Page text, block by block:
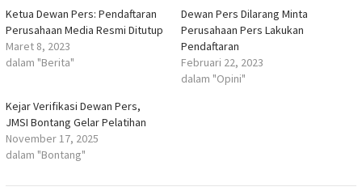
Ketua Dewan Pers: Pendaftaran
Perusahaan Media Resmi Ditutup
Maret 8, 2023
dalam "Berita"
Dewan Pers Dilarang Minta
Perusahaan Pers Lakukan
Pendaftaran
Februari 22, 2023
dalam "Opini"
Kejar Verifikasi Dewan Pers,
JMSI Bontang Gelar Pelatihan
November 17, 2025
dalam "Bontang"